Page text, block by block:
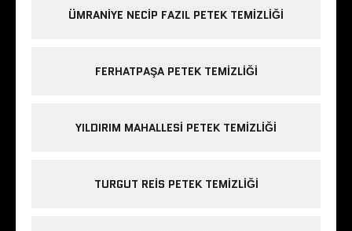
ÜMRANIYE NECIP FAZIL PETEK TEMIZLIĞI
FERHATPAŞA PETEK TEMIZLIĞI
YILDIRIM MAHALLESI PETEK TEMIZLIĞI
TURGUT REIS PETEK TEMIZLIĞI